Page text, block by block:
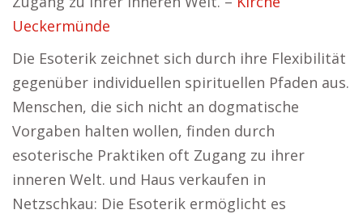
Ueckermünde
Die Esoterik zeichnet sich durch ihre Flexibilität
gegenüber individuellen spirituellen Pfaden aus.
Menschen, die sich nicht an dogmatische
Vorgaben halten wollen, finden durch
esoterische Praktiken oft Zugang zu ihrer
inneren Welt. und Haus verkaufen in
Netzschkau: Die Esoterik ermöglicht es